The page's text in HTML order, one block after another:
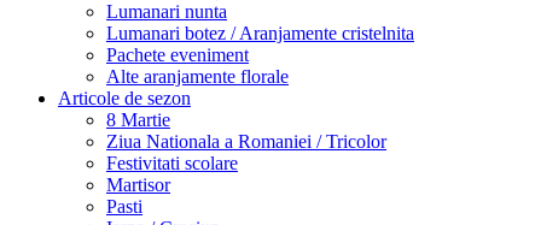
Lumanari nunta
Lumanari botez / Aranjamente cristelnita
Pachete eveniment
Alte aranjamente florale
Articole de sezon
8 Martie
Ziua Nationala a Romaniei / Tricolor
Festivitati scolare
Martisor
Pasti